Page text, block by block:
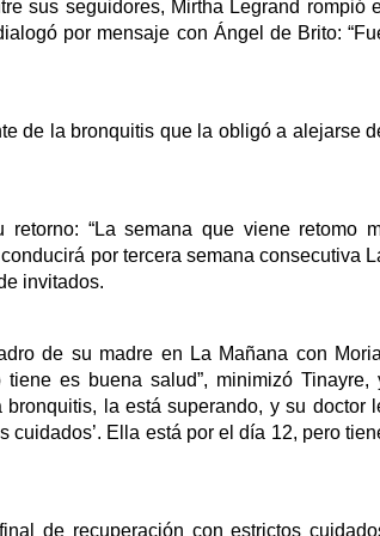
sus seguidores, Mirtha Legrand rompió
por mensaje con Ángel de Brito:
de la bronquitis que la obligó a alejarse
“La semana que viene retomo
por tercera semana consecutiva
invitados.
de su madre en La Mañana con
es buena salud”, minimizó Tinayre,
la está superando, y su doctor
cuidados’. Ella está por el día 12, pero
de recuperación con estrictos